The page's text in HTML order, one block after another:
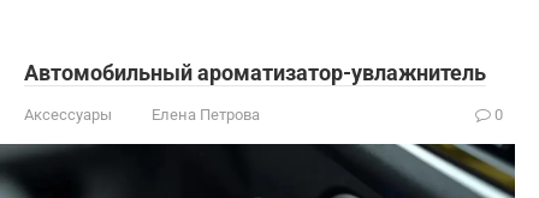
Автомобильный ароматизатор-увлажнитель
Аксессуары Елена Петрова 0